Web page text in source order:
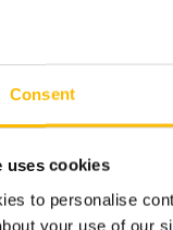
Consent
uses cookies
to personalise
your use of our